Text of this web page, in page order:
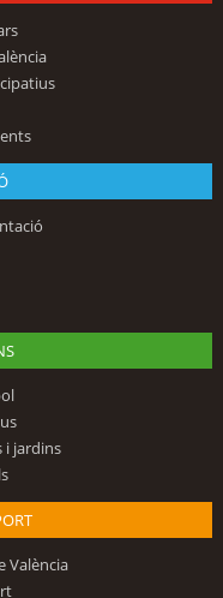
i jardins
València